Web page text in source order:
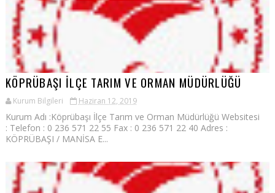
KÖPRÜBAŞI İLÇE TARIM VE ORMAN MÜDÜRLÜĞÜ
Kurum Bilgileri Haziran 12, 2019
Kurum Adı :Köprübaşı İlçe Tarım ve Orman Müdürlüğü Websitesi
: Telefon : 0 236 571 22 55 Fax : 0 236 571 22 40 Adres :
KÖPRÜBAŞI / MANİSA E...